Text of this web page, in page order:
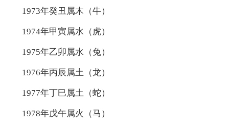
1973年癸丑属木（牛）
1974年甲寅属水（虎）
1975年乙卯属水（兔）
1976年丙辰属土（龙）
1977年丁巳属土（蛇）
1978年戊午属火（马）